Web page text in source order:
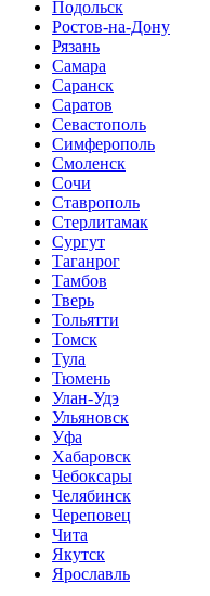
Подольск
Ростов-на-Дону
Рязань
Самара
Саранск
Саратов
Севастополь
Симферополь
Смоленск
Сочи
Ставрополь
Стерлитамак
Сургут
Таганрог
Тамбов
Тверь
Тольятти
Томск
Тула
Тюмень
Улан-Удэ
Ульяновск
Уфа
Хабаровск
Чебоксары
Челябинск
Череповец
Чита
Якутск
Ярославль